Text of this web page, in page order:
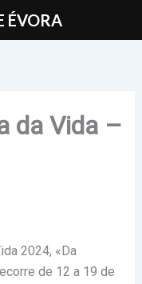
da Vida –
2024, «Da
de 12 a 19 de
ÉVORA